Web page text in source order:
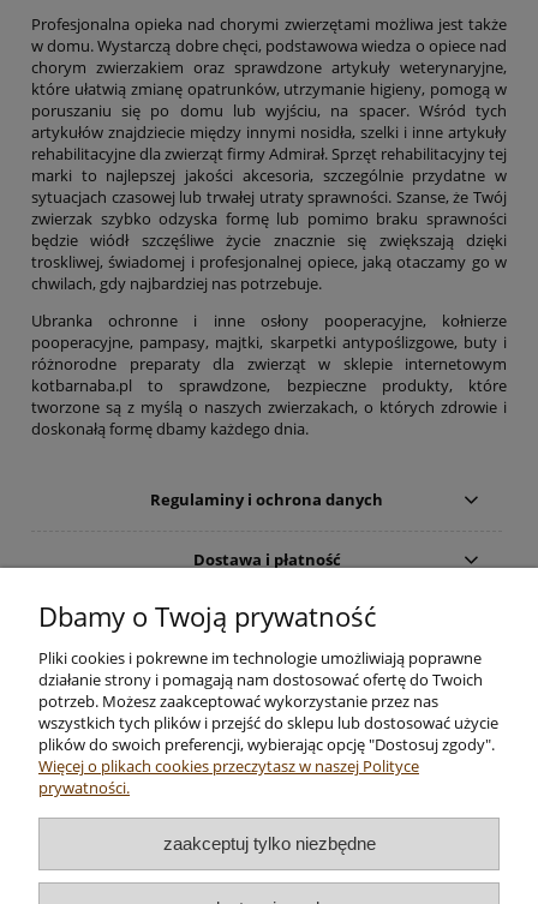
Profesjonalna opieka nad chorymi zwierzętami możliwa jest także
w domu. Wystarczą dobre chęci, podstawowa wiedza o opiece nad
chorym zwierzakiem oraz sprawdzone artykuły weterynaryjne,
które ułatwią zmianę opatrunków, utrzymanie higieny, pomogą w
poruszaniu się po domu lub wyjściu, na spacer. Wśród tych
artykułów znajdziecie między innymi nosidła, szelki i inne artykuły
rehabilitacyjne dla zwierząt firmy Admirał. Sprzęt rehabilitacyjny tej
marki to najlepszej jakości akcesoria, szczególnie przydatne w
sytuacjach czasowej lub trwałej utraty sprawności. Szanse, że Twój
zwierzak szybko odzyska formę lub pomimo braku sprawności
będzie wiódł szczęśliwe życie znacznie się zwiększają dzięki
troskliwej, świadomej i profesjonalnej opiece, jaką otaczamy go w
chwilach, gdy najbardziej nas potrzebuje.
Ubranka ochronne i inne osłony pooperacyjne, kołnierze
pooperacyjne, pampasy, majtki, skarpetki antypoślizgowe, buty i
różnorodne preparaty dla zwierząt w sklepie internetowym
kotbarnaba.pl to sprawdzone, bezpieczne produkty, które
tworzone są z myślą o naszych zwierzakach, o których zdrowie i
doskonałą formę dbamy każdego dnia.
Regulaminy i ochrona danych
Dostawa i płatność
Moje konto
Zwrot towaru
O firmie
BARNABA Ewa Rutkowska, ul. Jaszowiecka 4 lok. 1, 02-934
Warszawa, NIP: 113-200-71-98, tel.790 700 720
Dbamy o Twoją prywatność
Pliki cookies i pokrewne im technologie umożliwiają poprawne
działanie strony i pomagają nam dostosować ofertę do Twoich
potrzeb. Możesz zaakceptować wykorzystanie przez nas
wszystkich tych plików i przejść do sklepu lub dostosować użycie
plików do swoich preferencji, wybierając opcję "Dostosuj zgody".
Więcej o plikach cookies przeczytasz w naszej Polityce
prywatności.
zaakceptuj tylko niezbędne